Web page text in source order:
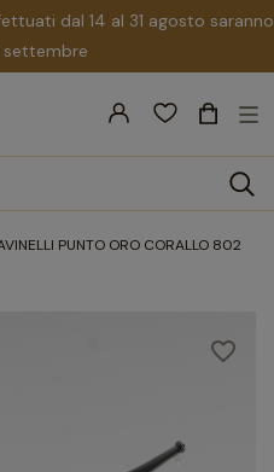
dal 14 al 31 agosto saranno
settembre
search
☰
PUNTO ORO CORALLO 802
favorite_border